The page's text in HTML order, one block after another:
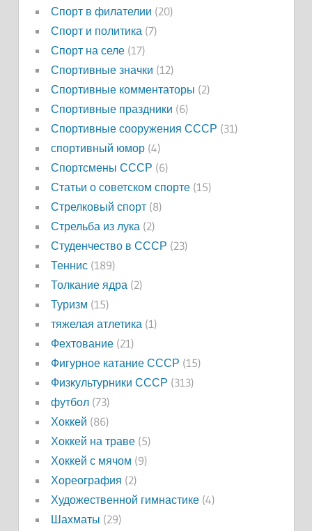
Спорт в филателии (20)
Спорт и политика (7)
Спорт на селе(17)
Спортивные значки (12)
Спортивные комментаторы (2)
Спортивные праздники (6)
Спортивные сооружения СССР (31)
спортивный юмор(4)
Спортсмены СССР (6)
Статьи о советском спорте(15)
Стрелковый спорт(8)
Стрельба из лука (2)
Студенчество в СССР (23)
Теннис(189)
Толкание ядра (2)
Туризм (15)
тяжелая атлетика (1)
Фехтование(21)
Фигурное катание СССР (15)
Физкультурники СССР (313)
футбол(73)
Хоккей (86)
Хоккей на траве(5)
Хоккей с мячом (9)
Хореография (2)
Художественной гимнастике(4)
Шахматы (29)